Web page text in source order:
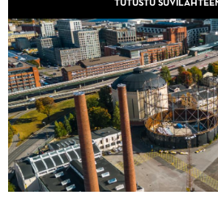
TUTUSTU